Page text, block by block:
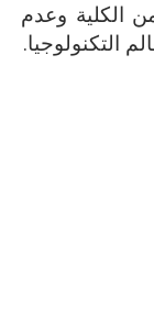
الكلية وعدم
التكنولوجيا.